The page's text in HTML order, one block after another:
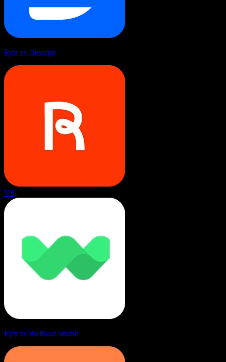
Rytr vs Descript
VS
Rytr vs Wellsaid Studio